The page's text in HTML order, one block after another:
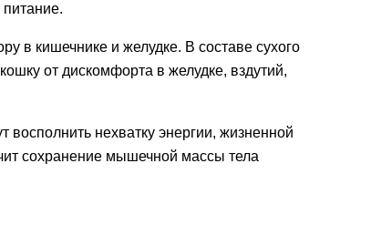
в кишечнике и желудке. В составе сухого
от дискомфорта в желудке, вздутий,
нехватку энергии, жизненной
сохранение мышечной массы тела